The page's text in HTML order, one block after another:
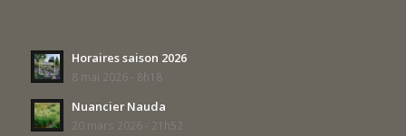
Horaires saison 2026
8 mai 2026 - 8h18
Nuancier Nauda
20 mars 2026 - 21h52